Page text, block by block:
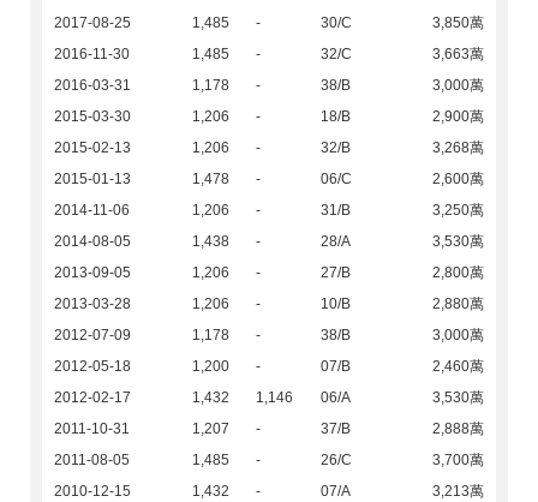
2017-08-25
1,485 - 30/C
3,850萬
2016-11-30
1,485 - 32/C
3,663萬
2016-03-31
1,178 - 38/B
3,000萬
2015-03-30
1,206 - 18/B
2,900萬
2015-02-13
1,206 - 32/B
3,268萬
2015-01-13
1,478 - 06/C
2,600萬
2014-11-06
1,206 - 31/B
3,250萬
2014-08-05
1,438 - 28/A
3,530萬
2013-09-05
1,206 - 27/B
2,800萬
2013-03-28
1,206 - 10/B
2,880萬
2012-07-09
1,178 - 38/B
3,000萬
2012-05-18
1,200 - 07/B
2,460萬
2012-02-17
1,432 1,146 06/A
3,530萬
2011-10-31
1,207 - 37/B
2,888萬
2011-08-05
1,485 - 26/C
3,700萬
2010-12-15
1,432 - 07/A
3,213萬